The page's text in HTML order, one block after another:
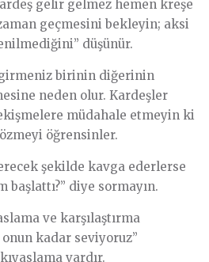
gelir gelmez hemen kreşe
geçmesini bekleyin; aksi
düşünür.
birinin diğerinin
neden olur. Kardeşler
müdahale etmeyin ki
öğrensinler.
şekilde kavga ederlerse
başlattı?” diye sormayın.
ve karşılaştırma
kadar seviyoruz”
vardır.